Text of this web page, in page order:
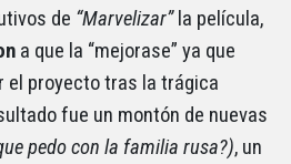
de “Marvelizar”la película,
a que la “mejorase” ya que
el proyecto tras la trágica
fue un montón de nuevas
pedo con la familia rusa?), un